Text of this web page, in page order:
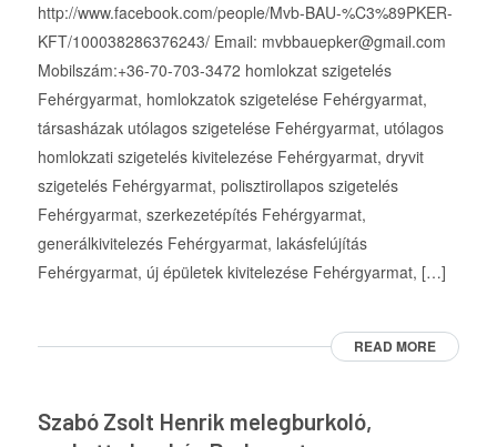
http://www.facebook.com/people/Mvb-BAU-%C3%89PKER-
KFT/100038286376243/ Email: mvbbauepker@gmail.com
Mobilszám:+36-70-703-3472 homlokzat szigetelés
Fehérgyarmat, homlokzatok szigetelése Fehérgyarmat,
társasházak utólagos szigetelése Fehérgyarmat, utólagos
homlokzati szigetelés kivitelezése Fehérgyarmat, dryvit
szigetelés Fehérgyarmat, polisztirollapos szigetelés
Fehérgyarmat, szerkezetépítés Fehérgyarmat,
generálkivitelezés Fehérgyarmat, lakásfelújítás
Fehérgyarmat, új épületek kivitelezése Fehérgyarmat, […]
READ MORE
Szabó Zsolt Henrik melegburkoló,